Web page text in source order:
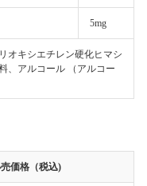
5mg
オキシエチレン硬化ヒマシ
、アルコール （アルコー
価格（税込)